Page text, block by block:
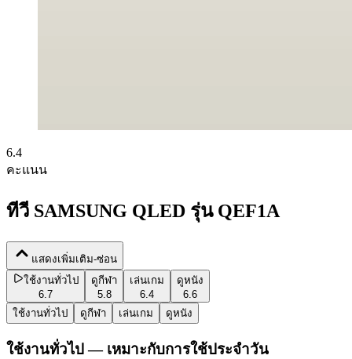
6.4
คะแนน
ทีวี SAMSUNG QLED รุ่น QEF1A
แสดงเพิ่มเติม-ซ่อน
ใช้งานทั่วไป
6.7
ดูกีฬา
5.8
เล่นเกม
6.4
ดูหนัง
6.6
ใช้งานทั่วไป
ดูกีฬา เล่นเกม ดูหนัง
ใช้งานทั่วไป — เหมาะกับการใช้ประจำวัน